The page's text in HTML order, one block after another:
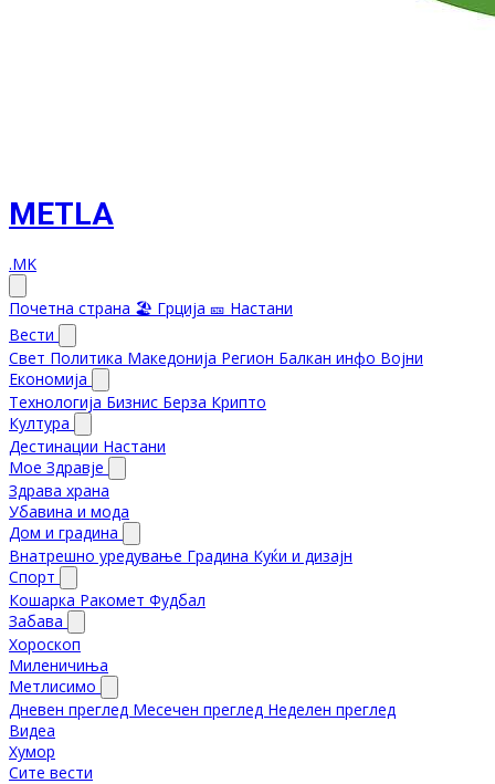
METLA
.MK
Почетна страна 🏖️ Грција 🎫 Настани
Вести
Свет Политика Македонија Регион Балкан инфо Војни
Економија
Технологија Бизнис Берза Крипто
Култура
Дестинации Настани
Мое Здравје
Здрава храна
Убавина и мода
Дом и градина
Внатрешно уредување Градина Куќи и дизајн
Спорт
Кошарка Ракомет Фудбал
Забава
Хороскоп
Миленичиња
Метлисимо
Дневен преглед Месечен преглед Неделен преглед
Видеа
Хумор
Сите вести